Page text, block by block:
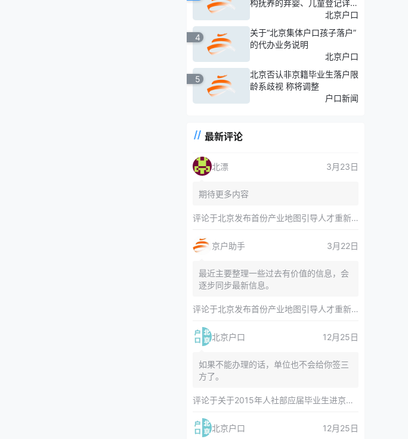
构抚养的弃婴、儿童登记详细
北京户口
4
关于“北京集体户口孩子落户”
的代办业务说明
北京户口
5
北京否认非京籍毕业生落户限
龄系歧视 称将调整
户口新闻
最新评论
北漂 3月23日
期待更多内容
评论于北京发布首份产业地图引导人才重新分布 副中心产业空间布局清晰呈现
京户助手 3月22日
最近主要整理一些过去有价值的信息，会
逐步同步最新信息。
评论于北京发布首份产业地图引导人才重新分布 副中心产业空间布局清晰呈现
北京户口 12月25日
如果不能办理的话，单位也不会给你签三
方了。
评论于关于2015年人社部应届毕业生进京指标对年龄等限制的相关内容
北京户口 12月25日